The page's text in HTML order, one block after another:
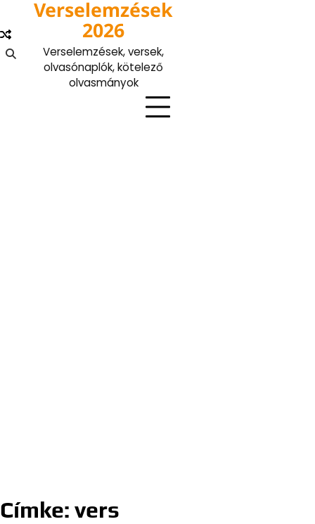
content
Verselemzések
2026
Verselemzések, versek,
olvasónaplók, kötelező
olvasmányok
Címke: vers